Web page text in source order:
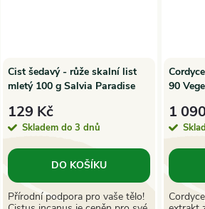
Cist šedavý - růže skalní list
mletý 100 g Salvia Paradise
129 Kč
Skladem do 3 dnů
DO KOŠÍKU
Přírodní podpora pro vaše tělo!
90
1